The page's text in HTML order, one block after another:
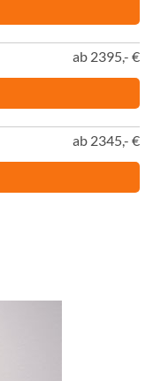
ab 2395,- €
ab 2345,- €